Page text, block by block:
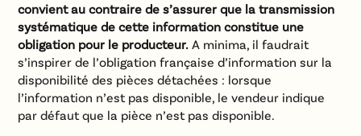
convient au contraire de s’assurer que la transmission
systématique de cette information constitue une
obligation pour le producteur. A minima, il faudrait
s’inspirer de l’obligation française d’information sur la
disponibilité des pièces détachées : lorsque
l’information n’est pas disponible, le vendeur indique
par défaut que la pièce n’est pas disponible.